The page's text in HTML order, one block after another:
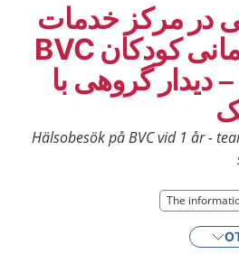
در مرکز خدمات
بهداشتی و درمانی کودکان BVC
دیدار گروهی با
Hälsobesök på BVC vid 1 år -
The